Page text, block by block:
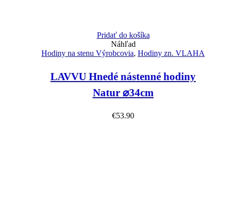
Pridať do košíka
Náhľad
Hodiny na stenu Výrobcovia, Hodiny zn. VLAHA
LAVVU Hnedé nástenné hodiny
Natur ⌀34cm
€53.90